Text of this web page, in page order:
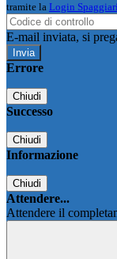
tramite la Login Spaggiari
E-mail inviata, si
Errore
Chiudi
Successo
Chiudi
Informazione
Chiudi
Attendere...
Attendere il